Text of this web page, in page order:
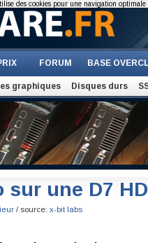
FORUM BASE
graphiques Disques durs
sur une D7 HD
/ source: x-bit labs
des cookies pour une navigation